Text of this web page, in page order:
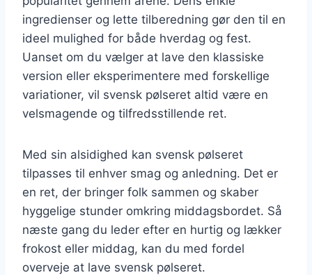
ingredienser og lette tilberedning gør den til en
ideel mulighed for både hverdag og fest.
Uanset om du vælger at lave den klassiske
version eller eksperimentere med forskellige
variationer, vil svensk pølseret altid være en
velsmagende og tilfredsstillende ret.
Med sin alsidighed kan svensk pølseret
tilpasses til enhver smag og anledning. Det er
en ret, der bringer folk sammen og skaber
hyggelige stunder omkring middagsbordet. Så
næste gang du leder efter en hurtig og lækker
frokost eller middag, kan du med fordel
overveje at lave svensk pølseret.